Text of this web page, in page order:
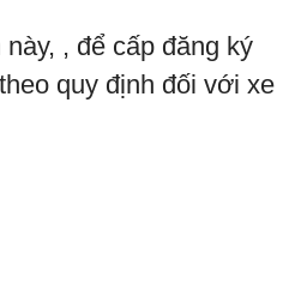
, để cấp đăng ký
quy định đối với xe